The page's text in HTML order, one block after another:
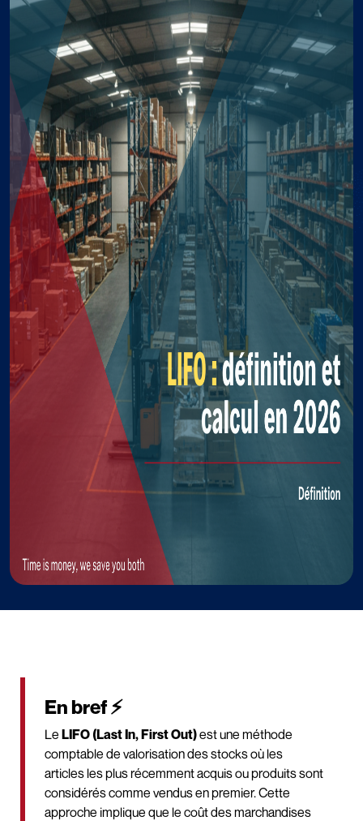
En bref ⚡
Le LIFO (Last In, First Out)est une méthode
comptable de valorisation des stocks où les
articles les plus récemment acquis ou produits sont
considérés comme vendus en premier. Cette
approche implique que le coût des marchandises